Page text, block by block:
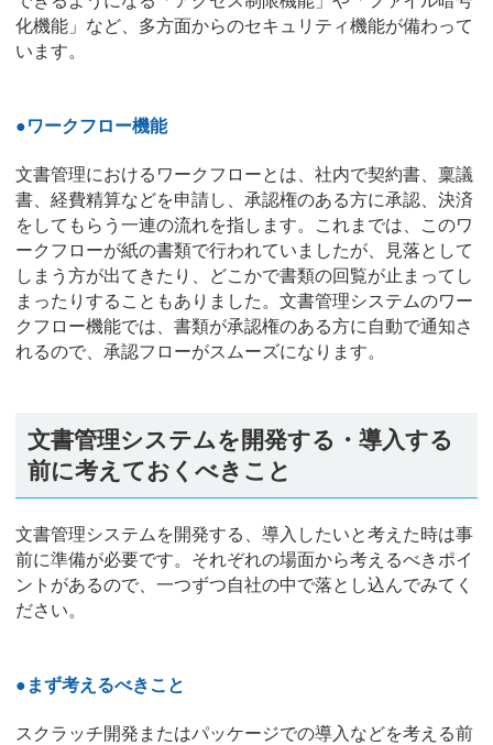
化機能」など、多方面からのセキュリティ機能が備わって
います。
●ワークフロー機能
文書管理におけるワークフローとは、社内で契約書、稟議
書、経費精算などを申請し、承認権のある方に承認、決済
をしてもらう一連の流れを指します。これまでは、このワ
ークフローが紙の書類で行われていましたが、見落として
しまう方が出てきたり、どこかで書類の回覧が止まってし
まったりすることもありました。文書管理システムのワー
クフロー機能では、書類が承認権のある方に自動で通知さ
れるので、承認フローがスムーズになります。
文書管理システムを開発する・導入する
前に考えておくべきこと
文書管理システムを開発する、導入したいと考えた時は事
前に準備が必要です。それぞれの場面から考えるべきポイ
ントがあるので、一つずつ自社の中で落とし込んでみてく
ださい。
●まず考えるべきこと
スクラッチ開発またはパッケージでの導入などを考える前